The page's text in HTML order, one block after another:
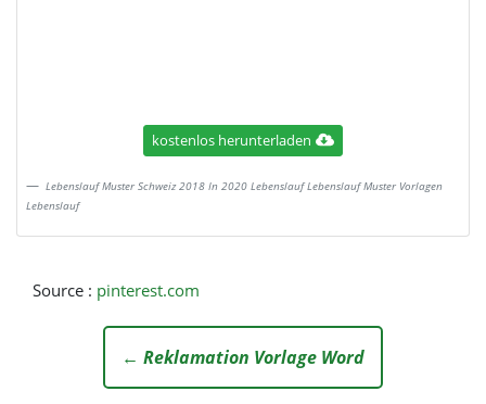
kostenlos herunterladen
Lebenslauf Muster Schweiz 2018 In 2020 Lebenslauf Lebenslauf Muster Vorlagen
Lebenslauf
Source : pinterest.com
← Reklamation Vorlage Word